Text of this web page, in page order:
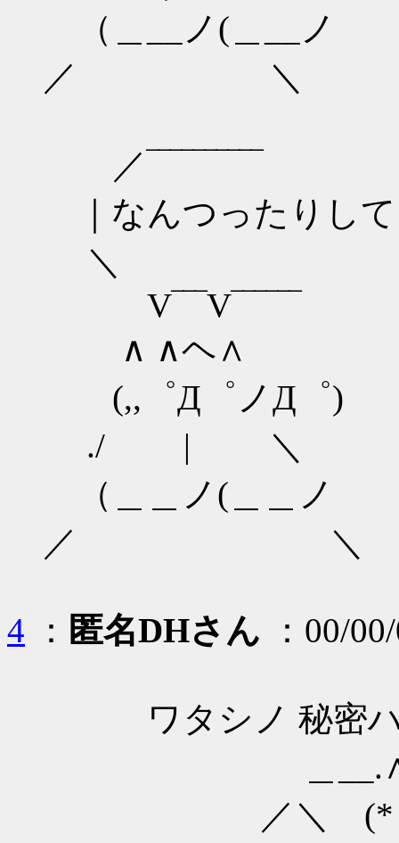
（＿__ノ(＿__ノ
／ ＼
／‾‾‾‾‾‾‾‾‾‾
｜なんつったりして
＼
V‾‾‾V‾‾‾‾‾‾
∧ ∧ヘ∧
(,,゜Д゜ノД゜)
./ | ＼
（＿＿ノ(＿＿ノ
／ ＼
4 ： 匿名DHさん ：00/
ワタシノ 秘密ハ
＿__.∧
／＼ (*゜−